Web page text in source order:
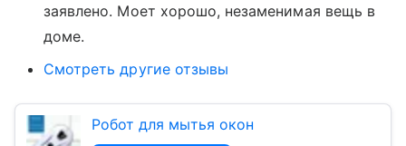
заявлено. Моет хорошо, незаменимая вещь в
доме.
Смотреть другие отзывы
Робот для мытья окон